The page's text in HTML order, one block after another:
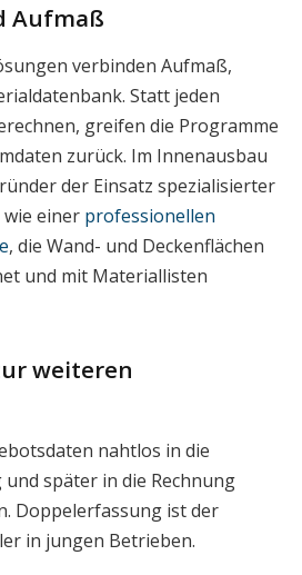
Aufmaß
verbinden Aufmaß,
Statt jeden
greifen die Programme
zurück. Im Innenausbau
der Einsatz spezialisierter
einer professionellen
, die Wand- und Deckenflächen
und mit Materiallisten
weiteren
nahtlos in die
später in die Rechnung
Doppelerfassung ist der
in jungen Betrieben.